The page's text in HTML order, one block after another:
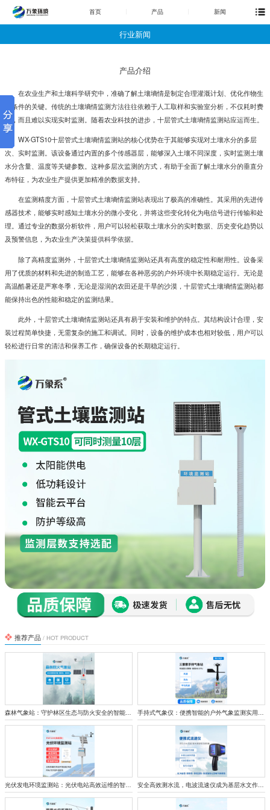
首页 产品 新闻
行业新闻
产品介绍
在农业生产和土壤科学研究中，准确了解土壤墒情是制定合理灌溉计划、优化作物生
长条件的关键。传统的土壤墒情监测方法往往依赖于人工取样和实验室分析，不仅耗时费
力，而且难以实现实时监测。随着农业科技的进步，十层管式土壤墒情监测站应运而生。
WX-GTS10十层管式土壤墒情监测站的核心优势在于其能够实现对土壤水分的多层
次、实时监测。该设备通过内置的多个传感器层，能够深入土壤不同深度，实时监测土壤
水分含量、温度等关键参数。这种多层次监测的方式，有助于全面了解土壤水分的垂直分
布特征，为农业生产提供更加精准的数据支持。
在监测精度方面，十层管式土壤墒情监测站表现出了极高的准确性。其采用的先进传
感器技术，能够实时感知土壤水分的微小变化，并将这些变化转化为电信号进行传输和处
理。通过专业的数据分析软件，用户可以轻松获取土壤水分的实时数据、历史变化趋势以
及预警信息，为农业生产决策提供科学依据。
除了高精度监测外，十层管式土壤墒情监测站还具有高度的稳定性和耐用性。设备采
用了优质的材料和先进的制造工艺，能够在各种恶劣的户外环境中长期稳定运行。无论是
高温酷暑还是严寒冬季，无论是湿润的农田还是干旱的沙漠，十层管式土壤墒情监测站都
能保持出色的性能和稳定的监测结果。
此外，十层管式土壤墒情监测站还具有易于安装和维护的特点。其结构设计合理，安
装过程简单快捷，无需复杂的施工和调试。同时，设备的维护成本也相对较低，用户可以
轻松进行日常的清洁和保养工作，确保设备的长期稳定运行。
推荐产品 / HOT PRODUCT
光伏发电环境监测站：光伏电站高效运维的智能哨兵 安全高效测水流，电波流速仪成为基层水文作业好帮手